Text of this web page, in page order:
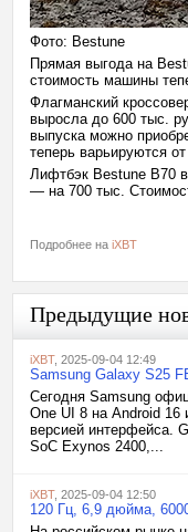
Фото: Bestune
Прямая выгода на
стоимость машины
Флагманский
выросла до 600 тыс.
выпуска можно
теперь варьируются
Лифтбэк Bestune B70
— на 700 тыс.
Подробнее на iXBT
Предыдущие
iXBT, 2025-09-04 12:49
Samsung Galaxy S25
Сегодня Samsung
One UI 8 на Android
версией интерфейса.
SoC Exynos 2400,...
iXBT, 2025-09-04 12:50
120 Гц, 6,9 дюйма,